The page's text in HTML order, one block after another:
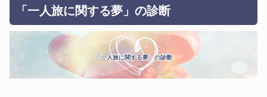
「一人旅に関する夢」の診断
「一人旅に関する夢」の診断